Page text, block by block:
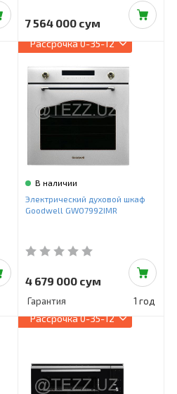
7 564 000 сум
Рассрочка0-35-12
В наличии
Электрический духовой шкаф
Goodwell GWO7992IMR
4 679 000 сум
Гарантия 1 год
Рассрочка0-35-12